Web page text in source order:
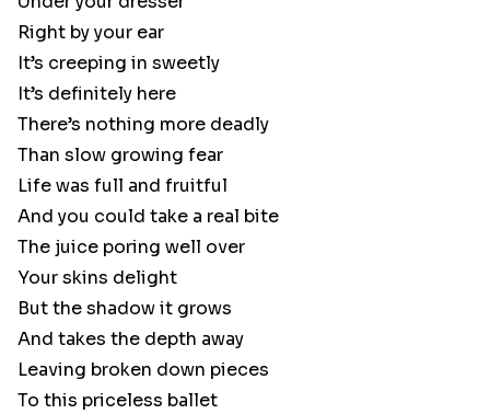
Right by your ear
It’s creeping in sweetly
It’s definitely here
There’s nothing more deadly
Than slow growing fear
Life was full and fruitful
And you could take a real bite
The juice poring well over
Your skins delight
But the shadow it grows
And takes the depth away
Leaving broken down pieces
To this priceless ballet